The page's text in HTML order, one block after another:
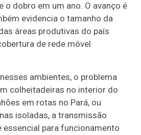
o dobro em um ano. O avanço é
evidencia o tamanho da
áreas produtivas do país
de rede móvel
ambientes, o problema
colheitadeiras no interior do
em rotas no Pará, ou
isoladas, a transmissão
essencial para funcionamento